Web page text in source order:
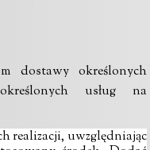
dostawy określonych
usług na
realizacji, uwzględniając